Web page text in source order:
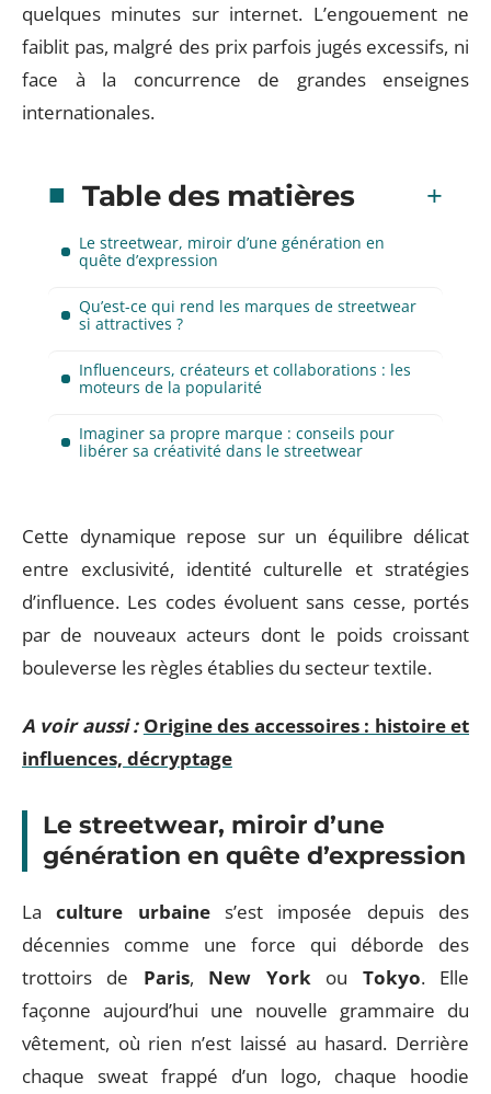
quelques minutes sur internet. L’engouement ne
faiblit pas, malgré des prix parfois jugés excessifs, ni
face à la concurrence de grandes enseignes
internationales.
Table des matières
Le streetwear, miroir d’une génération en
quête d’expression
Qu’est-ce qui rend les marques de streetwear
si attractives ?
Influenceurs, créateurs et collaborations : les
moteurs de la popularité
Imaginer sa propre marque : conseils pour
libérer sa créativité dans le streetwear
Cette dynamique repose sur un équilibre délicat
entre exclusivité, identité culturelle et stratégies
d’influence. Les codes évoluent sans cesse, portés
par de nouveaux acteurs dont le poids croissant
bouleverse les règles établies du secteur textile.
A voir aussi : Origine des accessoires : histoire et
influences, décryptage
Le streetwear, miroir d’une
génération en quête d’expression
Laculture urbaines’est imposée depuis des
décennies comme une force qui déborde des
trottoirs de Paris, New Yorkou Tokyo. Elle
façonne aujourd’hui une nouvelle grammaire du
vêtement, où rien n’est laissé au hasard. Derrière
chaque sweat frappé d’un logo, chaque hoodie